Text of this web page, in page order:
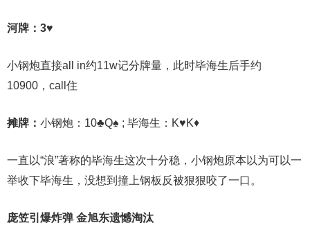
河牌：3♥
小钢炮直接all in约11w记分牌量，此时毕海生后手约
10900，call住
摊牌： 小钢炮：10♣Q♠ ; 毕海生：K♥K♦
一直以“浪”著称的毕海生这次十分稳，小钢炮原本以为可以一
举收下毕海生，没想到撞上钢板反被狠狠咬了一口。
庞笠引爆炸弹 金旭东遗憾淘汰